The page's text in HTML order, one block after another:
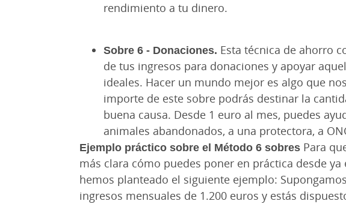
rendimiento a tu dinero.
Sobre 6 - Donaciones. Esta técnica de ahorro
de tus ingresos para donaciones y apoyar
ideales. Hacer un mundo mejor es algo que
importe de este sobre podrás destinar la
buena causa. Desde 1 euro al mes, puedes
animales abandonados, a una protectora, a
Ejemplo práctico sobre el Método 6 sobres Para
más clara cómo puedes poner en práctica desde ya
hemos planteado el siguiente ejemplo:
ingresos mensuales de 1.200 euros y estás